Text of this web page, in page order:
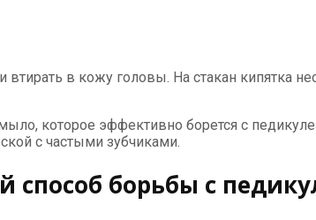
втирать в кожу головы. На стакан
которое эффективно борется с
с частыми зубчиками.
способ борьбы с